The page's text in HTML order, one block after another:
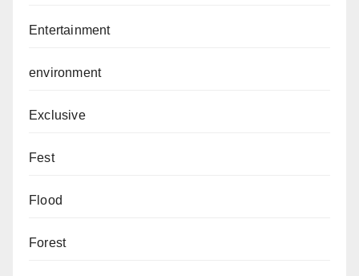
Entertainment
environment
Exclusive
Fest
Flood
Forest